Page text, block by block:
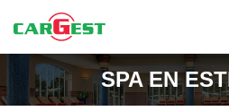
SPA EN